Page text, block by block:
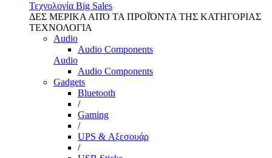
Τεχνολογία Big Sales
ΔΕΣ ΜΕΡΙΚΑ ΑΠΌ ΤΑ ΠΡΟΪΌΝΤΑ ΤΗΣ ΚΑΤΗΓΟΡΙΑΣ
ΤΕΧΝΟΛΟΓΙΑ
Audio
Audio Components
Audio
Audio Components
Gadgets
Bluetooth
/
Gaming
/
UPS & Αξεσουάρ
/